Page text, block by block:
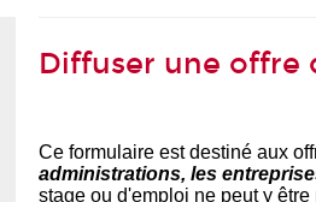
Diffuser une offre